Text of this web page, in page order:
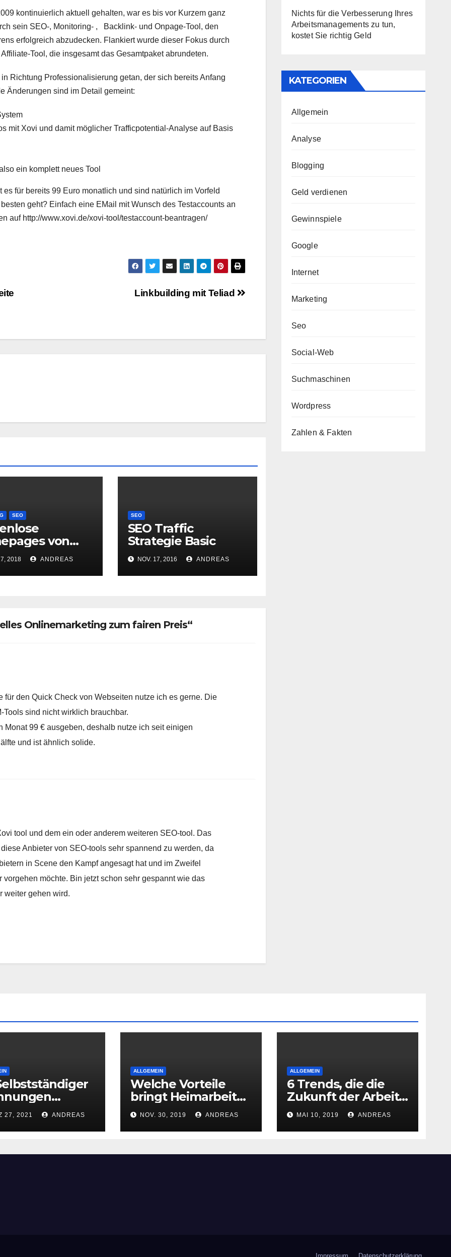
kontinuierlich aktuell gehalten, war es bis vor Kurzem ganz
sein SEO-, Monitoring- , Backlink- und Onpage-Tool, den
erfolgreich abzudecken. Flankiert wurde dieser Fokus durch
Tool, die insgesamt das Gesamtpaket abrundeten.
Richtung Professionalisierung getan, der sich bereits Anfang
Änderungen sind im Detail gemeint:
mit Xovi und damit möglicher Trafficpotential-Analyse auf Basis
ein komplett neues Tool
für bereits 99 Euro monatlich und sind natürlich im Vorfeld
geht? Einfach eine EMail mit Wunsch des Testaccounts an
auf http://www.xovi.de/xovi-tool/testaccount-beantragen/
Linkbuilding mit Teliad
SEO
von
2018 ANDREAS
SEO
SEO Traffic
Strategie Basic
NOV. 17, 2016 ANDREAS
Onlinemarketing zum fairen Preis“
für den Quick Check von Webseiten nutze ich es gerne. Die
sind nicht wirklich brauchbar.
99 € ausgeben, deshalb nutze ich seit einigen
und ist ähnlich solide.
tool und dem ein oder anderem weiteren SEO-tool. Das
Anbieter von SEO-tools sehr spannend zu werden, da
in Scene den Kampf angesagt hat und im Zweifel
möchte. Bin jetzt schon sehr gespannt wie das
weiter gehen wird.
Nichts für die Verbesserung Ihres
Arbeitsmanagements zu tun,
kostet Sie richtig Geld
KATEGORIEN
Allgemein
Analyse
Blogging
Geld verdienen
Gewinnspiele
Google
Internet
Marketing
Seo
Social-Web
Suchmaschinen
Wordpress
Zahlen & Fakten
– Das ist
27, 2021 ANDREAS
ALLGEMEIN
Welche Vorteile
bringt Heimarbeit
mit sich?
NOV. 30, 2019 ANDREAS
ALLGEMEIN
6 Trends, die die
Zukunft der Arbeit
gestalten
MAI 10, 2019 ANDREAS